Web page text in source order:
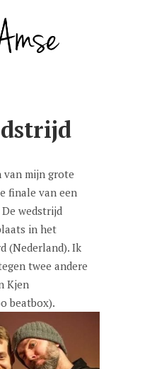
van mijn grote
finale van een
wedstrijd
in het
(Nederland). Ik
twee andere
Kjen
beatbox).